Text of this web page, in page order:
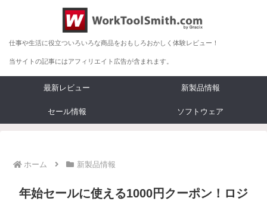
仕事や生活に役立ついろいろな商品をおもしろおかしく体験レビュー！
当サイトの記事にはアフィリエイト広告が含まれます。
最新レビュー 新製品情報
セール情報 ソフトウェア
ホーム 新製品情報
年始セールに使える1000円クーポン！ロジ